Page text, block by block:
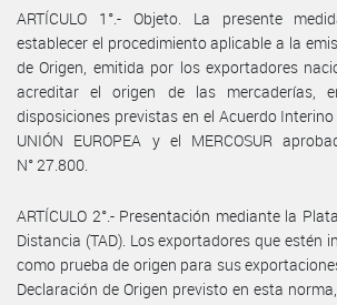
ARTÍCULO 1°.- Objeto. La presente
establecer el procedimiento aplicable a la
de Origen, emitida por los exportadores
acreditar el origen de las mercaderías,
disposiciones previstas en el Acuerdo
UNIÓN EUROPEA y el MERCOSUR
N° 27.800.
ARTÍCULO 2°.- Presentación mediante la
Distancia (TAD). Los exportadores que estén
como prueba de origen para sus
Declaración de Origen previsto en esta